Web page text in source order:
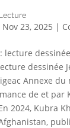
Nov 23, 2025 |
lecture
dessinée
Annexe du
de et par
2024, Kubra